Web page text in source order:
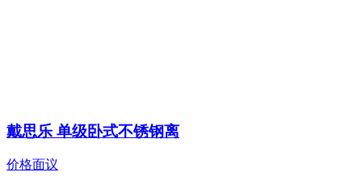
戴思乐 单级卧式不锈钢离
价格面议